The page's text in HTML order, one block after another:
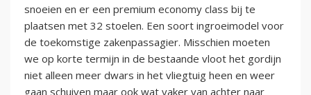
snoeien en er een premium economy class bij te
plaatsen met 32 stoelen. Een soort ingroeimodel voor
de toekomstige zakenpassagier. Misschien moeten
we op korte termijn in de bestaande vloot het gordijn
niet alleen meer dwars in het vliegtuig heen en weer
gaan schuiven maar ook wat vaker van achter naar